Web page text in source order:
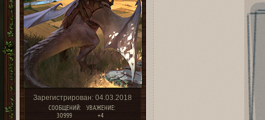
Зарегистрирован: 04.03.2018
СООБЩЕНИЙ:
30999
УВАЖЕНИЕ:
+4